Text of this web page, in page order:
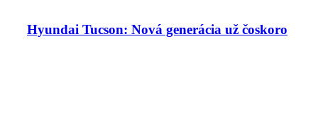
Hyundai Tucson: Nová generácia už čoskoro